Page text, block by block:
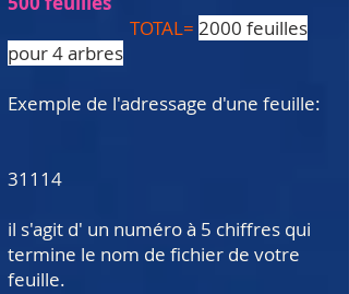
TOTAL= 2000 feuilles
pour 4 arbres
Exemple de l'adressage d'une feuille:
31114
il s'agit d' un numéro à 5 chiffres qui
termine le nom de fichier de votre
feuille.